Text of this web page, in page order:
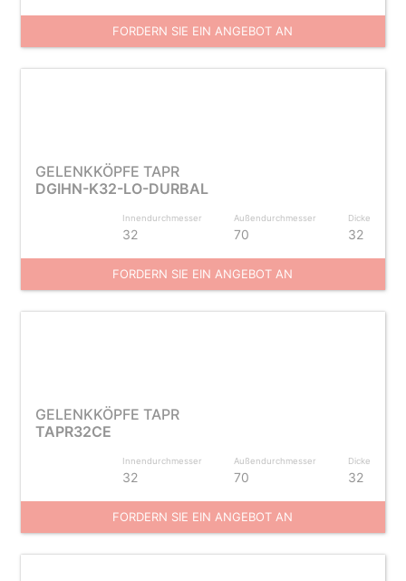
FORDERN SIE EIN ANGEBOT AN
GELENKKÖPFE TAPR
DGIHN-K32-LO-DURBAL
Innendurchmesser
32
Außendurchmesser
70
Dicke
32
FORDERN SIE EIN ANGEBOT AN
GELENKKÖPFE TAPR
TAPR32CE
Innendurchmesser
32
Außendurchmesser
70
Dicke
32
FORDERN SIE EIN ANGEBOT AN